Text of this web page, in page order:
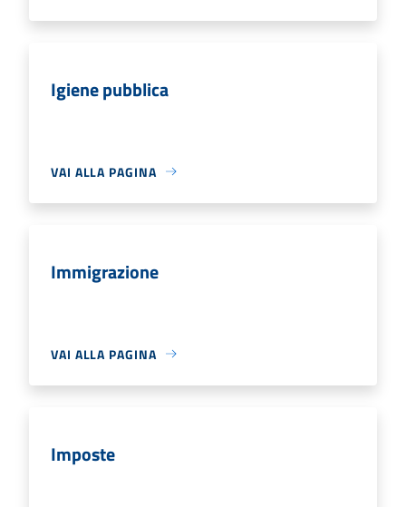
Igiene pubblica
VAI ALLA PAGINA
Immigrazione
VAI ALLA PAGINA
Imposte